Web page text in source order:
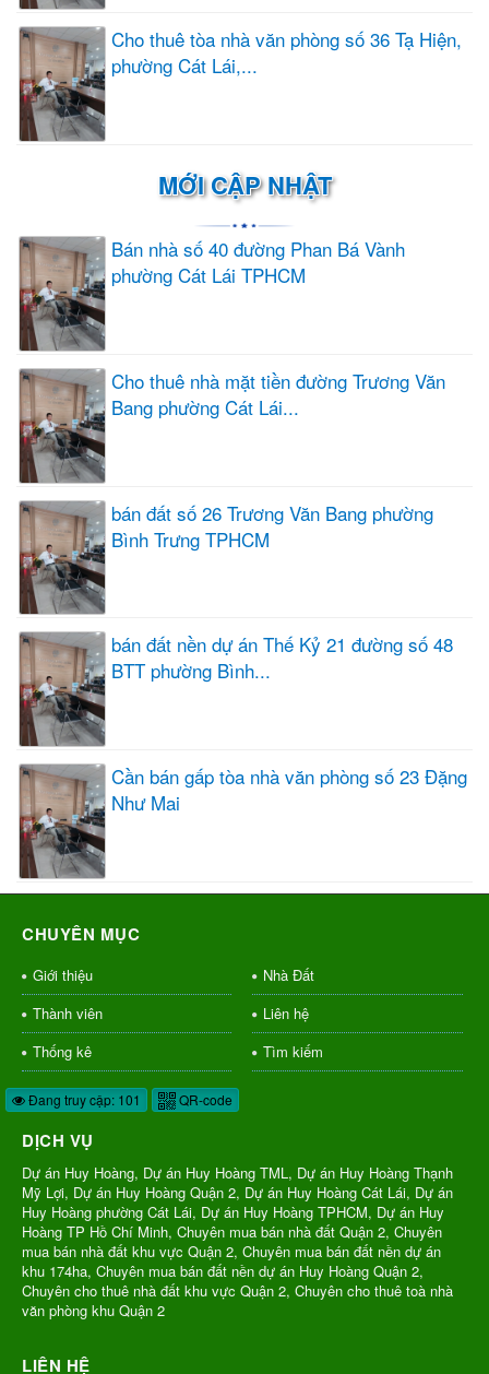
Cho thuê tòa nhà văn phòng số 36 Tạ Hiện,
phường Cát Lái,...
MỚI CẬP NHẬT
Bán nhà số 40 đường Phan Bá Vành
phường Cát Lái TPHCM
Cho thuê nhà mặt tiền đường Trương Văn
Bang phường Cát Lái...
bán đất số 26 Trương Văn Bang phường
Bình Trưng TPHCM
bán đất nền dự án Thế Kỷ 21 đường số 48
BTT phường Bình...
Cần bán gấp tòa nhà văn phòng số 23 Đặng
Như Mai
CHUYÊN MỤC
Giới thiệu
Nhà Đất
Thành viên
Liên hệ
Thống kê
Tìm kiếm
Đang truy cập: 101 QR-code
DỊCH VỤ
Dự án Huy Hoàng, Dự án Huy Hoàng TML, Dự án Huy Hoàng Thạnh
Mỹ Lợi, Dự án Huy Hoàng Quận 2, Dự án Huy Hoàng Cát Lái, Dự án
Huy Hoàng phường Cát Lái, Dự án Huy Hoàng TPHCM, Dự án Huy
Hoàng TP Hồ Chí Minh, Chuyên mua bán nhà đất Quận 2, Chuyên
mua bán nhà đất khu vực Quận 2, Chuyên mua bán đất nền dự án
khu 174ha, Chuyên mua bán đất nền dự án Huy Hoàng Quận 2,
Chuyên cho thuê nhà đất khu vực Quận 2, Chuyên cho thuê toà nhà
văn phòng khu Quận 2
LIÊN HỆ